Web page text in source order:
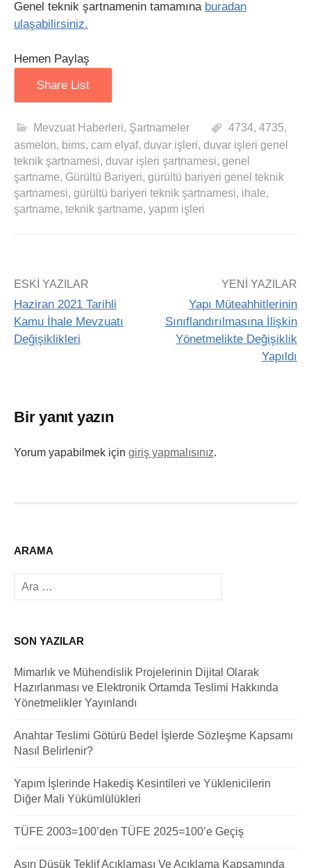
Genel teknik şartnamenin tamamına buradan
ulaşabilirsiniz.
Hemen Paylaş
Share List
Mevzuat Haberleri, Şartnameler 4734, 4735,
asmelon, bims, cam elyaf, duvar işleri, duvar işleri genel
teknik şartnamesi, duvar işleri şartnamesi, genel
şartname, Gürültü Bariyeri, gürültü bariyeri genel teknik
şartnamesi, gürültü bariyeri teknik şartnamesi, ihale,
şartname, teknik şartname, yapım işleri
ESKI YAZILAR
Haziran 2021 Tarihli
Kamu İhale Mevzuatı
Değişiklikleri
YENI YAZILAR
Yapı Müteahhitlerinin
Sınıflandırılmasına İlişkin
Yönetmelikte Değişiklik
Yapıldı
Bir yanıt yazın
Yorum yapabilmek için giriş yapmalısınız.
ARAMA
Arama:
SON YAZILAR
Mimarlık ve Mühendislik Projelerinin Dijital Olarak
Hazırlanması ve Elektronik Ortamda Teslimi Hakkında
Yönetmelikler Yayınlandı
Anahtar Teslimi Götürü Bedel İşlerde Sözleşme Kapsamı
Nasıl Belirlenir?
Yapım İşlerinde Hakediş Kesintileri ve Yüklenicilerin
Diğer Mali Yükümlülükleri
TÜFE 2003=100’den TÜFE 2025=100’e Geçiş
Aşırı Düşük Teklif Açıklaması Ve Açıklama Kapsamında